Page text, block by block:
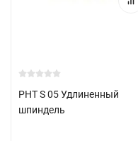
PHT S 05 Удлиненный
шпиндель